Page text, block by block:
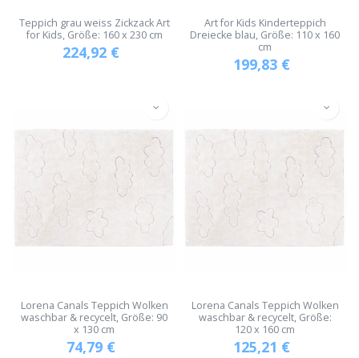
Teppich grau weiss Zickzack Art
for Kids, Größe: 160 x 230 cm
224,92 €
Art for Kids Kinderteppich
Dreiecke blau, Größe: 110 x 160
cm
199,83 €
Lorena Canals Teppich Wolken
waschbar & recycelt, Größe: 90
x 130 cm
74,79 €
Lorena Canals Teppich Wolken
waschbar & recycelt, Größe:
120 x 160 cm
125,21 €